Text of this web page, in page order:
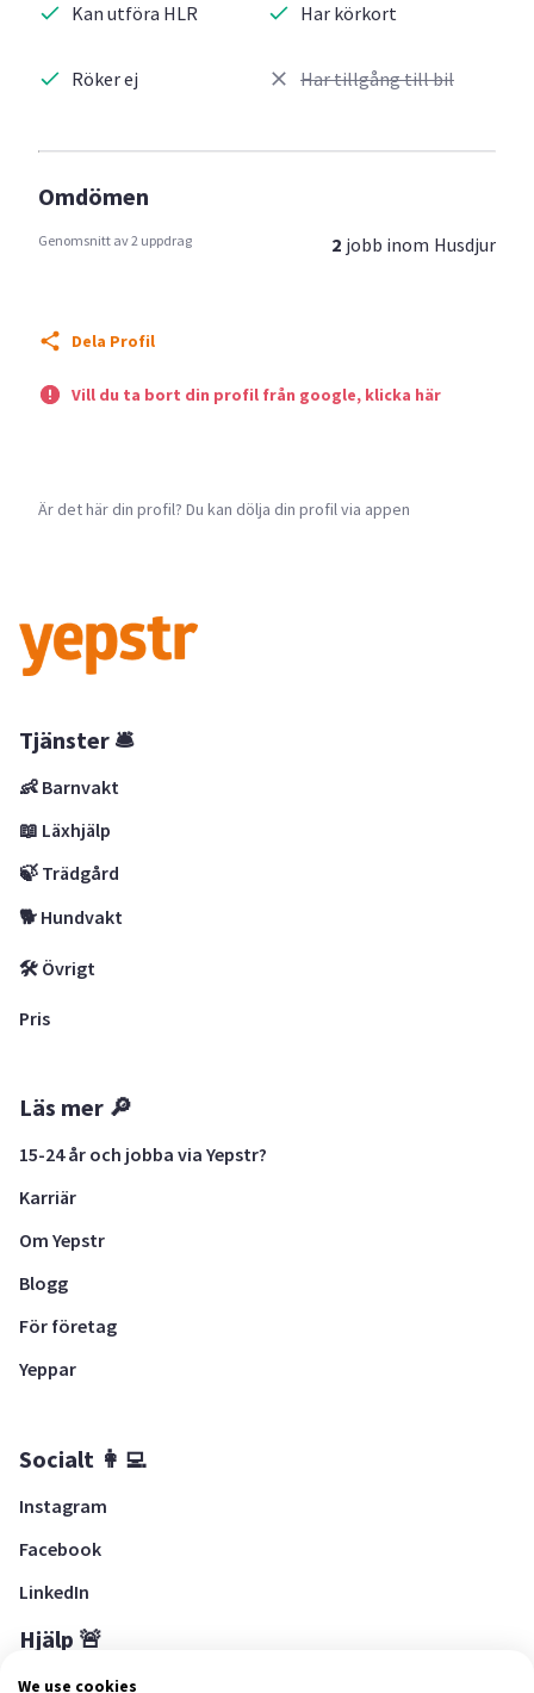
Kan utföra HLR
Röker ej
Har körkort
Har tillgång till bil
Omdömen
Genomsnitt av 2 uppdrag 2 jobb inom Husdjur
Dela Profil
Vill du ta bort din profil från google, klicka här
Är det här din profil? Du kan dölja din profil via appen
Tjänster 🛎
👶 Barnvakt
📖 Läxhjälp
🍃 Trädgård
🐕 Hundvakt
🛠 Övrigt
Pris
Läs mer 🔎
15-24 år och jobba via Yepstr?
Karriär
Om Yepstr
Blogg
För företag
Yeppar
Socialt 👩‍💻
Instagram
Facebook
LinkedIn
Hjälp 🚨
Hjälpcenter
We use cookies